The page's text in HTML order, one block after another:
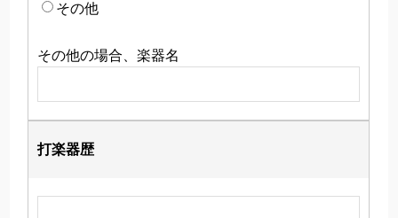
その他
その他の場合、楽器名
打楽器歴